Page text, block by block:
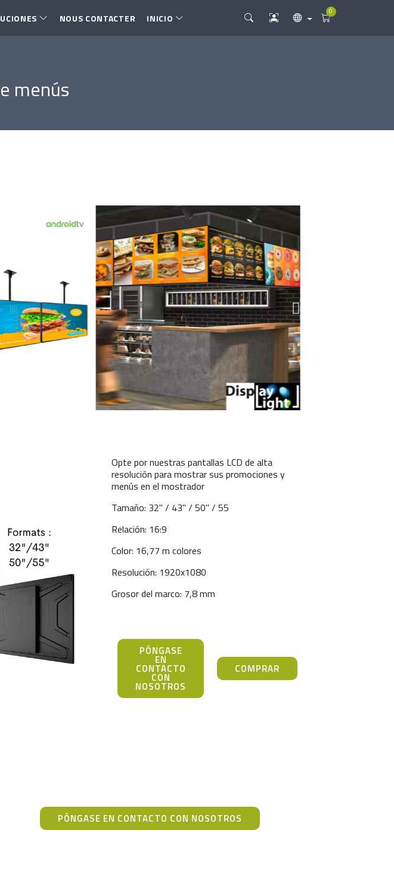
NOUS CONTACTER INICIO
0
menús
Opte por nuestras pantallas LCD de alta
resolución para mostrar sus promociones y
menús en el mostrador
Tamaño: 32" / 43" /50" /55
Relación: 16:9
Color: 16,77 m colores
Resolución: 1920x1080
Grosor del marco: 7,8 mm
PÓNGASE
EN
CONTACTO
CON
NOSOTROS
COMPRAR
PÓNGASE EN CONTACTO CON NOSOTROS